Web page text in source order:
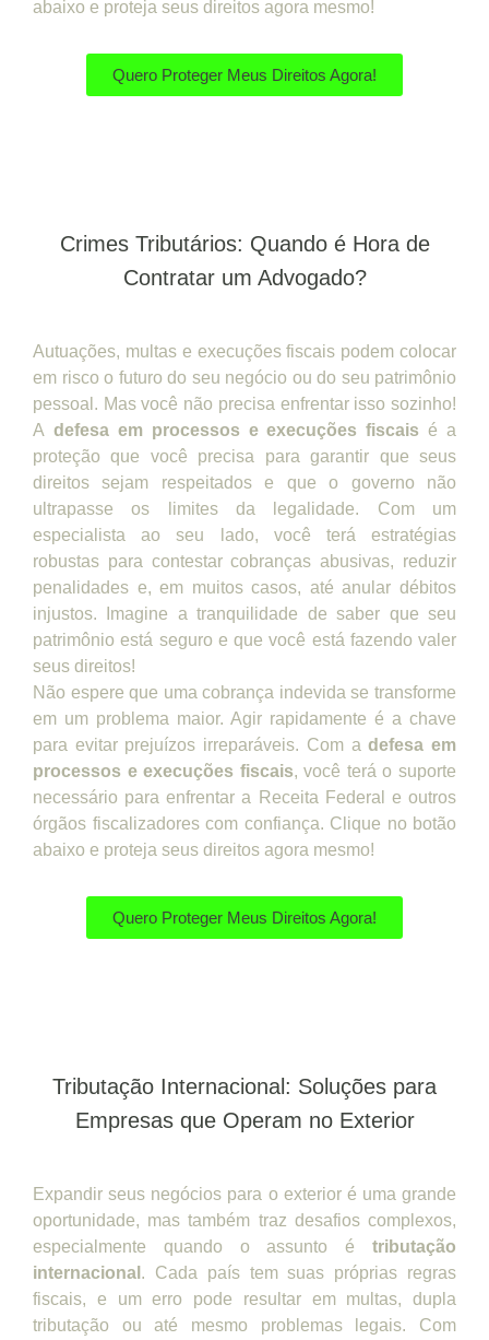
abaixo e proteja seus direitos agora mesmo!
Quero Proteger Meus Direitos Agora!
Crimes Tributários: Quando é Hora de
Contratar um Advogado?
Autuações, multas e execuções fiscais podem colocar
em risco o futuro do seu negócio ou do seu patrimônio
pessoal. Mas você não precisa enfrentar isso sozinho!
A defesa em processos e execuções fiscais é a
proteção que você precisa para garantir que seus
direitos sejam respeitados e que o governo não
ultrapasse os limites da legalidade. Com um
especialista ao seu lado, você terá estratégias
robustas para contestar cobranças abusivas, reduzir
penalidades e, em muitos casos, até anular débitos
injustos. Imagine a tranquilidade de saber que seu
patrimônio está seguro e que você está fazendo valer
seus direitos!
Não espere que uma cobrança indevida se transforme
em um problema maior. Agir rapidamente é a chave
para evitar prejuízos irreparáveis. Com adefesa em
processos e execuções fiscais, você terá o suporte
necessário para enfrentar a Receita Federal e outros
órgãos fiscalizadores com confiança. Clique no botão
abaixo e proteja seus direitos agora mesmo!
Quero Proteger Meus Direitos Agora!
Tributação Internacional: Soluções para
Empresas que Operam no Exterior
Expandir seus negócios para o exterior é uma grande
oportunidade, mas também traz desafios complexos,
especialmente quando o assunto é tributação
internacional . Cada país tem suas próprias regras
fiscais, e um erro pode resultar em multas, dupla
tributação ou até mesmo problemas legais. Com